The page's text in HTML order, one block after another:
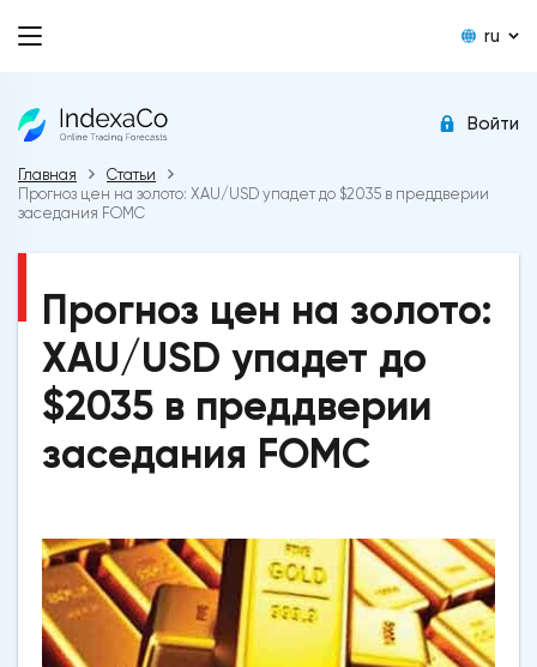
ru
Войти
Главная
Статьи
Прогноз цен на золото: XAU/USD упадет до $2035 в преддверии
заседания FOMC
Прогноз цен на золото:
XAU/USD упадет до
$2035 в преддверии
заседания FOMC